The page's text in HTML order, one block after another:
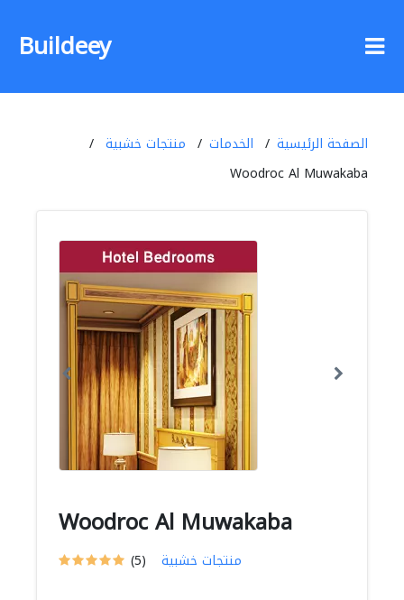
Buildeey
الصفحة الرئيسية الخدمات
منتجات خشبية
Woodroc Al Muwakaba
Woodroc Al Muwakaba
(5) منتجات خشبية